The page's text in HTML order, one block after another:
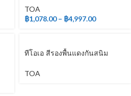
TOA
฿1,078.00 – ฿4,997.00
ทีโอเอ สีรองพื้นแดงกันสนิม
TOA